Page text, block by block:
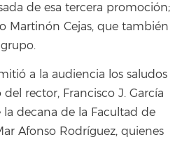
de esa tercera promoción;
Martinón Cejas, que también
a la audiencia los saludos
rector, Francisco J. García
decana de la Facultad de
Afonso Rodríguez, quienes